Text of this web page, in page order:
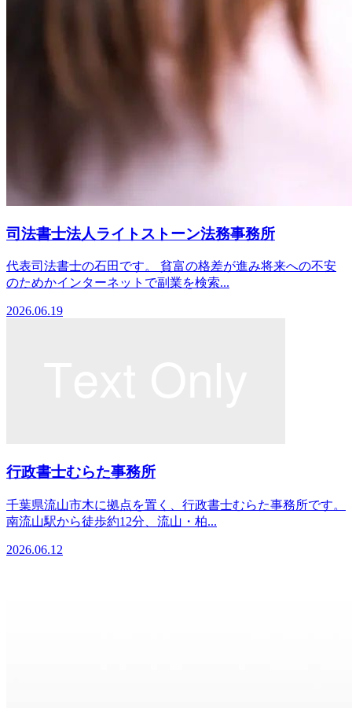
司法書士法人ライトストーン法務事務所
代表司法書士の石田です。 貧富の格差が進み将来への不安
のためかインターネットで副業を検索...
2026.06.19
行政書士むらた事務所
千葉県流山市木に拠点を置く、行政書士むらた事務所です。
南流山駅から徒歩約12分、流山・柏...
2026.06.12